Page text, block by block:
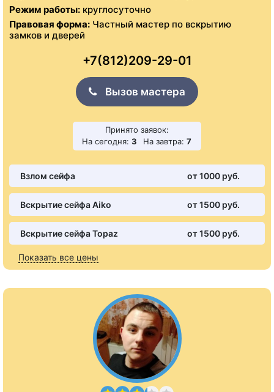
Режим работы: круглосуточно
Правовая форма: Частный мастер по вскрытию
замков и дверей
+7(812)209-29-01
Вызов мастера
Принято заявок:
На сегодня: 3 На завтра: 7
Взлом сейфа от 1000 pуб.
Вскрытие сейфа Aiko от 1500 pуб.
Вскрытие сейфа Topaz от 1500 pуб.
Показать все цены